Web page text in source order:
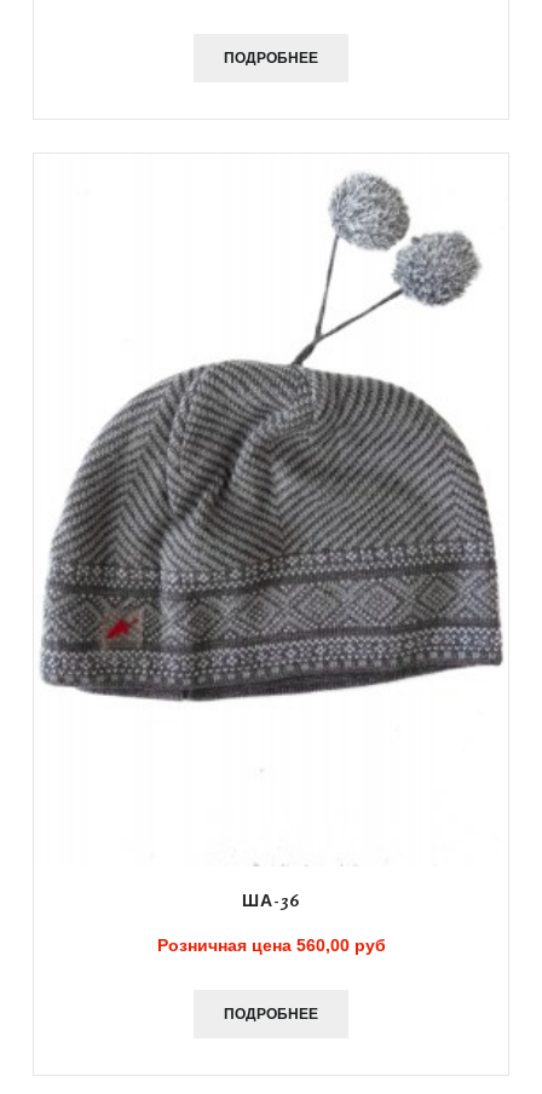
ПОДРОБНЕЕ
ША-36
Розничная цена 560,00 руб
ПОДРОБНЕЕ